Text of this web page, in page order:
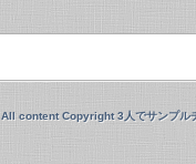
All content Copyright 3人でサンプル